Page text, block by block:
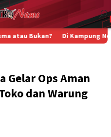
Di Kampung Nelayan
Gelar Ops Aman
dan Warung